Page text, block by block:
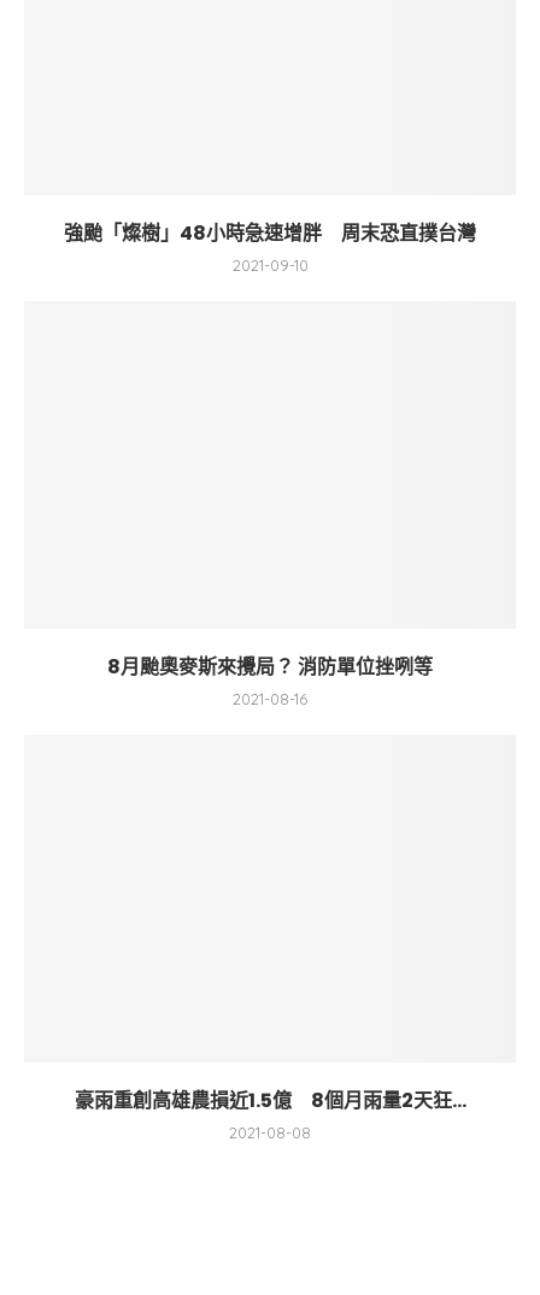
強颱「燦樹」48小時急速增胖 周末恐直撲台灣
2021-09-10
8月颱奧麥斯來攪局？ 消防單位挫咧等
2021-08-16
豪雨重創高雄農損近1.5億 8個月雨量2天狂...
2021-08-08